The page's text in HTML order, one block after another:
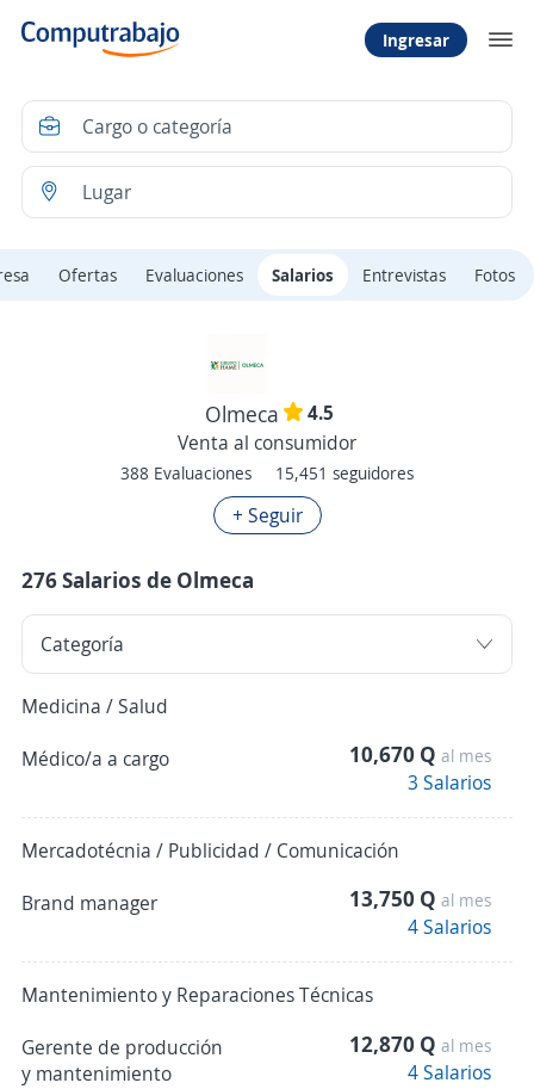
Ingresar
Ofertas Evaluaciones Salarios Entrevistas Fotos
Olmeca
4.5
Venta al consumidor
388 Evaluaciones 15,451 seguidores
+ Seguir
276 Salarios de Olmeca
Medicina / Salud
Médico/a a cargo
10,670 Q al mes
3 Salarios
Mercadotécnia / Publicidad / Comunicación
Brand manager
13,750 Q al mes
4 Salarios
Mantenimiento y Reparaciones Técnicas
Gerente de producción
y mantenimiento
12,870 Q al mes
4 Salarios